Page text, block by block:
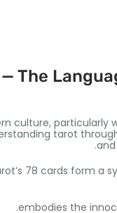
The
culture, particularly
tarot
.
78 cards form a
embodies the
.